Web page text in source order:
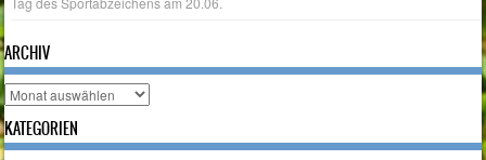
Archiv
KATEGORIEN
2. Herren(17)